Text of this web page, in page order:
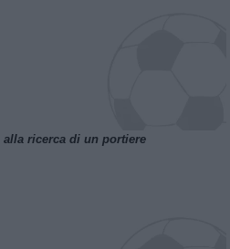
alla ricerca di un portiere